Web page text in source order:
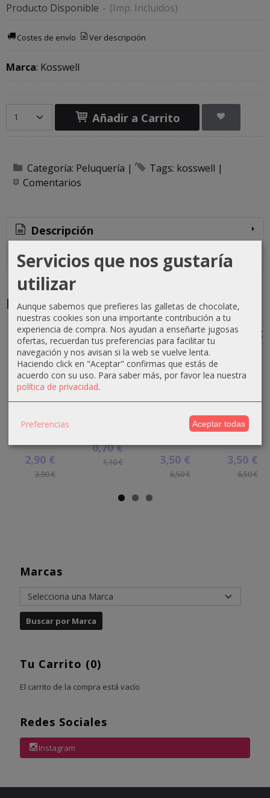
Marcas
Tu Carrito (0)
El carrito de la compra está vacío
Redes Sociales
Instagram
Producto Disponible - (Imp. Incluidos)
Costes de envío Ver descripción
Marca: Kosswell
Añadir a Carrito
Categoría: Peluquería | Tags: kosswell |
Comentarios
Descripción
Costes de Envío
Productos Relacionados
-1 €
Crema
oxigenada
1000ml
2,90 €
3,90 €
-0 €
Crema
oxigenada
0,70 €
1,10 €
-3 €
oxigenada
Absoluk
1000ml
3,50 €
6,50 €
-3 €
oxigenada
1000ml
Absoluk
3,50 €
6,50 €
Servicios que nos gustaría
utilizar
Aunque sabemos que prefieres las galletas de chocolate,
nuestras cookies son una importante contribución a tu
experiencia de compra. Nos ayudan a enseñarte jugosas
ofertas, recuerdan tus preferencias para facilitar tu
navegación y nos avisan si la web se vuelve lenta.
Haciendo click en "Aceptar" confirmas que estás de
acuerdo con su uso. Para saber más, por favor lea nuestra
política de privacidad.
Preferencias Aceptar todas